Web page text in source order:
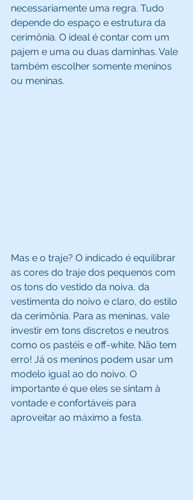
necessariamente uma regra. Tudo
depende do espaço e estrutura da
cerimônia. O ideal é contar com um
pajem e uma ou duas daminhas. Vale
também escolher somente meninos
ou meninas.
Mas e o traje? O indicado é equilibrar
as cores do traje dos pequenos com
os tons do vestido da noiva, da
vestimenta do noivo e claro, do estilo
da cerimônia. Para as meninas, vale
investir em tons discretos e neutros
como os pastéis e off-white. Não tem
erro! Já os meninos podem usar um
modelo igual ao do noivo. O
importante é que eles se sintam à
vontade e confortáveis para
aproveitar ao máximo a festa.